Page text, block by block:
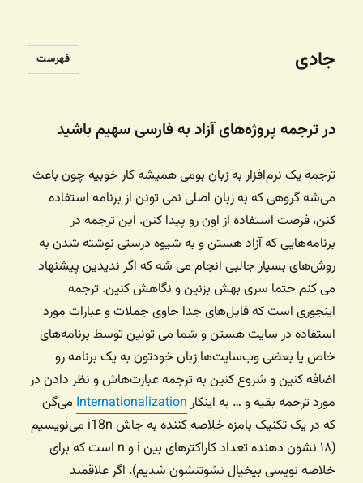
جادی فهرست
در ترجمه پروژه‌های آزاد به فارسی سهیم باشید
ترجمه یک نرم‌افزار به زبان بومی همیشه کار خوبیه چون باعث
می‌شه گروهی که به زبان اصلی نمی تونن از برنامه استفاده
کنن، فرصت استفاده از اون رو پیدا کنن. این ترجمه در
برنامه‌هایی که آزاد هستن و به شیوه درستی نوشته شدن به
روش‌های بسیار جالبی انجام می شه که اگر ندیدین پیشنهاد
می کنم حتما سری بهش بزنین و نگاهش کنین. ترجمه
اینجوری است که فایل‌های جدا حاوی جملات و عبارات مورد
استفاده در سایت هستن و شما می تونین توسط برنامه‌های
خاص یا بعضی وب‌سایت‌ها زبان خودتون به یک برنامه رو
اضافه کنین و شروع کنین به ترجمه عبارت‌هاش و نظر دادن در
مورد ترجمه بقیه و … به اینکار Internationalization می‌گن
که در یک تکنیک بامزه خلاصه کننده به جاش i18n می‌نویسیم
(۱۸ نشون دهنده تعداد کاراکترهای بین i‌ و n است که برای
خلاصه نویسی بیخیال نشوتنشون شدیم). اگر علاقمند